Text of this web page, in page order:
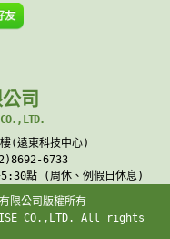
司
(遠東科技中心)
6733
5:30點 (周休、例假日休息)
公司版權所有
CO.,LTD. All rights